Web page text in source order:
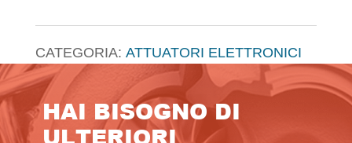
CATEGORIA: ATTUATORI ELETTRONICI
HAI BISOGNO DI
ULTERIORI